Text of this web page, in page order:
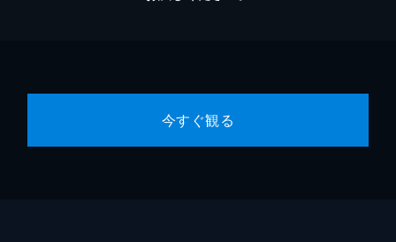
今すぐ観る